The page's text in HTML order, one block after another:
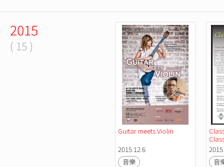
2015
( 15 )
Guitar meets Violin
2015.12.6
音樂
音